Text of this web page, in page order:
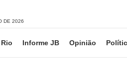
DE 2026
Rio Informe JB Opinião